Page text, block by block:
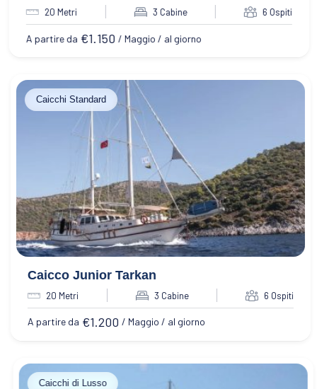
20 Metri 3 Cabine 6 Ospiti
A partire da €1.150 / Maggio / al giorno
Caicchi Standard
Caicco Junior Tarkan
20 Metri 3 Cabine 6 Ospiti
A partire da €1.200 / Maggio / al giorno
Caicchi di Lusso